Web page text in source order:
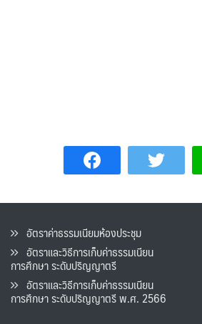
อัตราค่าธรรมเนียมห้องประชุม
อัตราและวิธีการเก็บค่าธรรมเนียน
การศึกษา ระดับปริญญาตรี
อัตราและวิธีการเก็บค่าธรรมเนียน
การศึกษา ระดับปริญญาตรี พ.ศ. 2566